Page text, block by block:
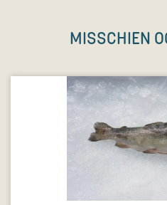
MISSCHIEN